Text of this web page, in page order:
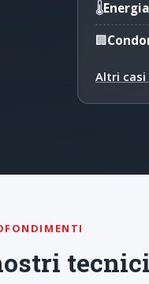
🌡️
🏢
Altri casi
tecnici